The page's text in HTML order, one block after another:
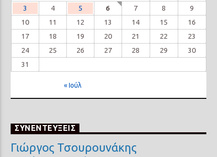
3
4 5 6 7 8
9
10
11 12 13 14 15
16
17
18 19 20 21 22
23
24
25 26 27 28 29
30
31
« Ιούλ
ΣΥΝΕΝΤΕΥΞΕΙΣ
Γιώργος Τσουρουνάκης